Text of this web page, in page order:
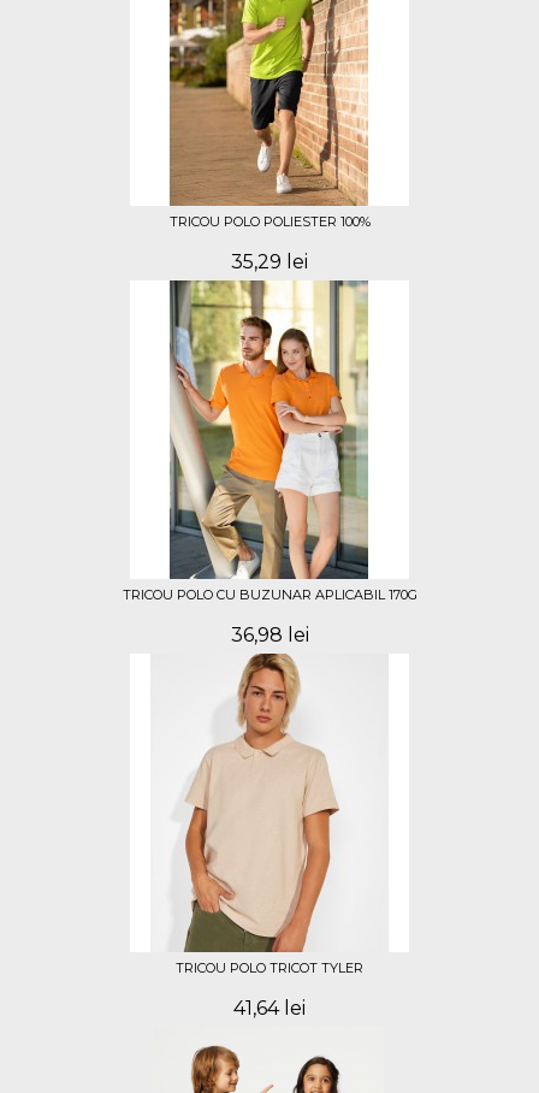
TRICOU POLO POLIESTER 100%
35,29 lei
TRICOU POLO CU BUZUNAR APLICABIL 170G
36,98 lei
TRICOU POLO TRICOT TYLER
41,64 lei